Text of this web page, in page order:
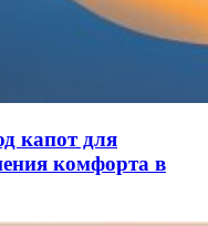
капот для
комфорта в